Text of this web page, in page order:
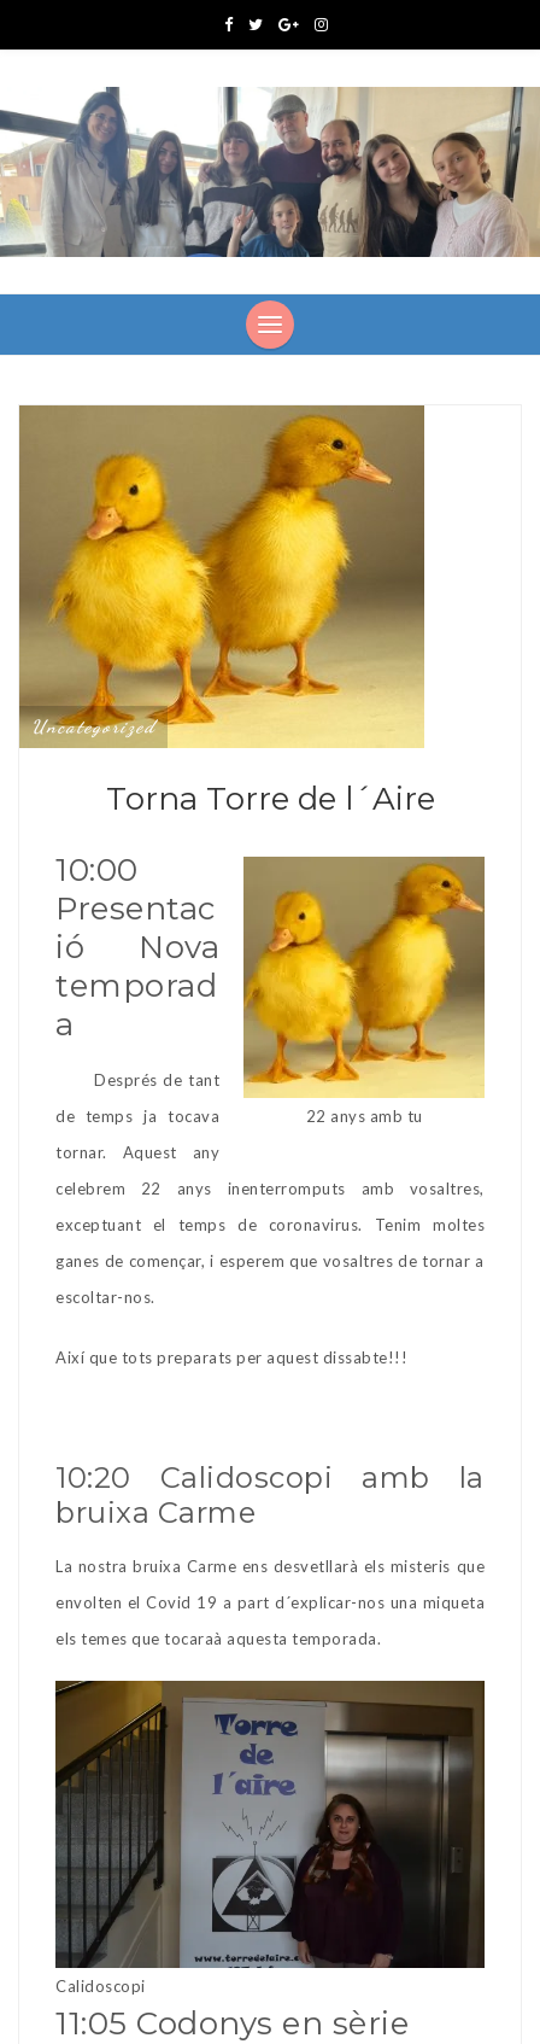
Uncategorized
Torna Torre de l´Aire
22 anys amb tu
10:00
Presentac
ió Nova
temporad
a
Després de tant
de temps ja tocava
tornar. Aquest any
celebrem 22 anys inenterromputs amb vosaltres,
exceptuant el temps de coronavirus. Tenim moltes
ganes de començar, i esperem que vosaltres de tornar a
escoltar-nos.
Així que tots preparats per aquest dissabte!!!
10:20 Calidoscopi amb la
bruixa Carme
La nostra bruixa Carme ens desvetllarà els misteris que
envolten el Covid 19 a part d´explicar-nos una miqueta
els temes que tocaraà aquesta temporada.
Calidoscopi
11:05 Codonys en sèrie